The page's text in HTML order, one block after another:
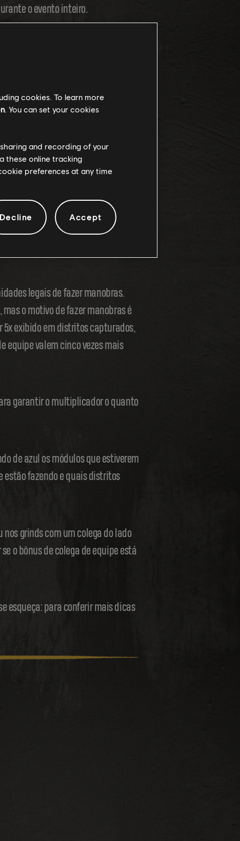
o evento inteiro.
rodada for ruim, mantenha o foco
amigos e compita pela maior
mais. Antes de tudo, esse é um
ganhar o multiplicador 5x. O
legais de fazer manobras.
o motivo de fazer manobras é
5x exibido em distritos capturados,
equipe valem cinco vezes mais
garantir o multiplicador o quanto
de azul os módulos que estiverem
estão fazendo e quais distritos
grinds com um colega do lado
o bônus de colega de equipe está
esqueça: para conferir mais dicas
cookies. To learn more
. You can set your cookies
and recording of your
these online tracking
preferences at any time
Decline Accept